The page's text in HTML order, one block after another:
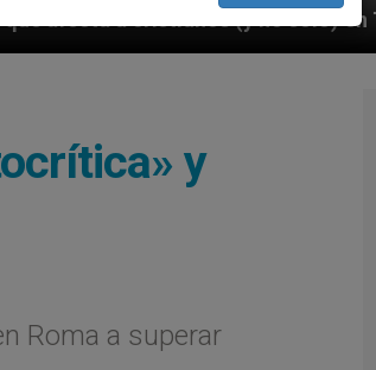
(y no sólo) en Tierra Santa
y
Roma a superar